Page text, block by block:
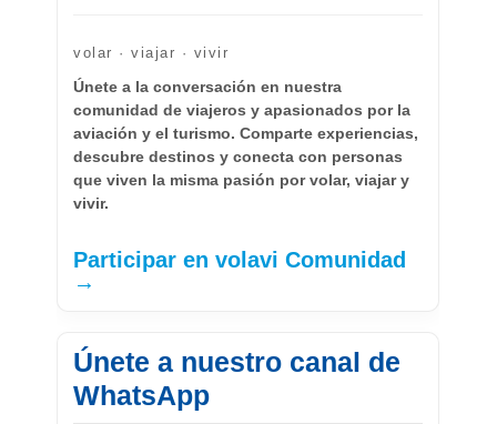
volar · viajar · vivir
Únete a la conversación en nuestra
comunidad de viajeros y apasionados por la
aviación y el turismo. Comparte experiencias,
descubre destinos y conecta con personas
que viven la misma pasión por volar, viajar y
vivir.
Participar en volavi Comunidad
→
Únete a nuestro canal de
WhatsApp